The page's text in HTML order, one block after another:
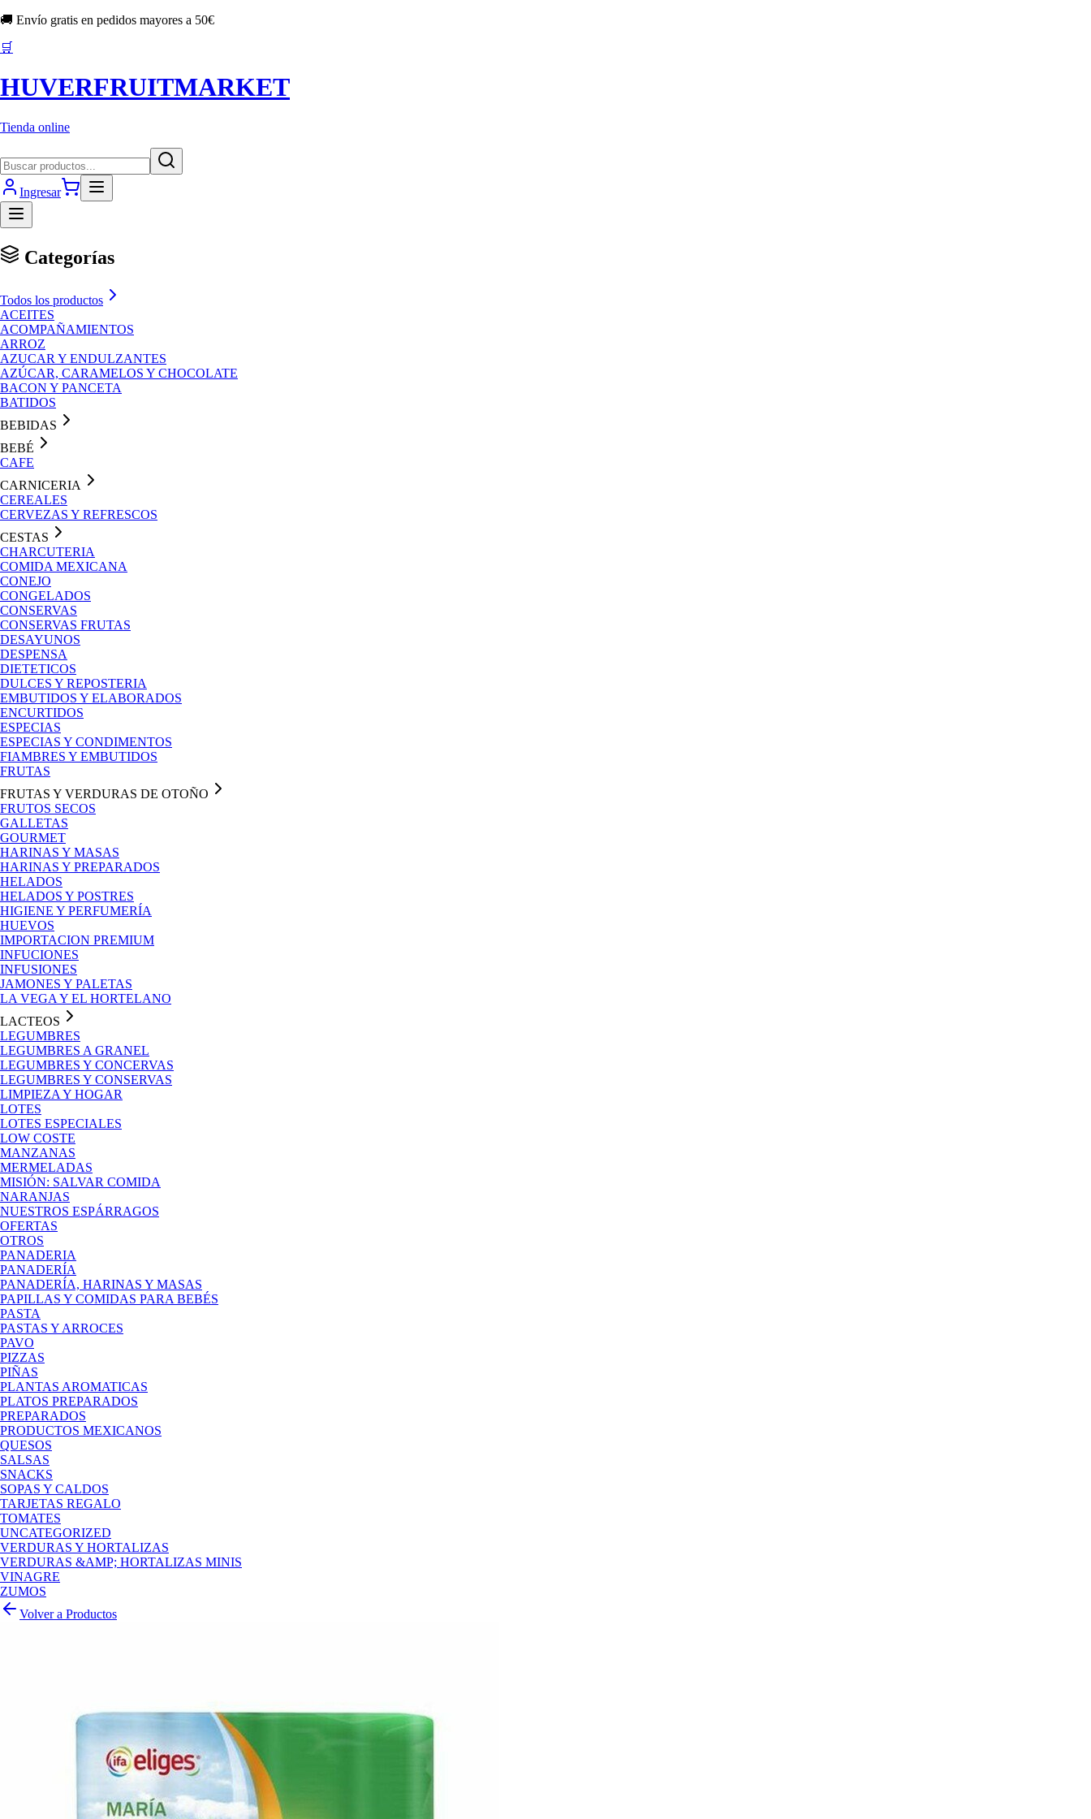
🚚 Envío gratis en pedidos mayores a 50€
🛒
HUVERFRUITMARKET
Tienda online
Ingresar
Categorías
Todos los productos
ACEITES
ACOMPAÑAMIENTOS
ARROZ
AZUCAR Y ENDULZANTES
AZÚCAR, CARAMELOS Y CHOCOLATE
BACON Y PANCETA
BATIDOS
BEBIDAS
BEBÉ
CAFE
CARNICERIA
CEREALES
CERVEZAS Y REFRESCOS
CESTAS
CHARCUTERIA
COMIDA MEXICANA
CONEJO
CONGELADOS
CONSERVAS
CONSERVAS FRUTAS
DESAYUNOS
DESPENSA
DIETETICOS
DULCES Y REPOSTERIA
EMBUTIDOS Y ELABORADOS
ENCURTIDOS
ESPECIAS
ESPECIAS Y CONDIMENTOS
FIAMBRES Y EMBUTIDOS
FRUTAS
FRUTAS Y VERDURAS DE OTOÑO
FRUTOS SECOS
GALLETAS
GOURMET
HARINAS Y MASAS
HARINAS Y PREPARADOS
HELADOS
HELADOS Y POSTRES
HIGIENE Y PERFUMERÍA
HUEVOS
IMPORTACION PREMIUM
INFUCIONES
INFUSIONES
JAMONES Y PALETAS
LA VEGA Y EL HORTELANO
LACTEOS
LEGUMBRES
LEGUMBRES A GRANEL
LEGUMBRES Y CONCERVAS
LEGUMBRES Y CONSERVAS
LIMPIEZA Y HOGAR
LOTES
LOTES ESPECIALES
LOW COSTE
MANZANAS
MERMELADAS
MISIÓN: SALVAR COMIDA
NARANJAS
NUESTROS ESPÁRRAGOS
OFERTAS
OTROS
PANADERIA
PANADERÍA
PANADERÍA, HARINAS Y MASAS
PAPILLAS Y COMIDAS PARA BEBÉS
PASTA
PASTAS Y ARROCES
PAVO
PIZZAS
PIÑAS
PLANTAS AROMATICAS
PLATOS PREPARADOS
PREPARADOS
PRODUCTOS MEXICANOS
QUESOS
SALSAS
SNACKS
SOPAS Y CALDOS
TARJETAS REGALO
TOMATES
UNCATEGORIZED
VERDURAS Y HORTALIZAS
VERDURAS &AMP; HORTALIZAS MINIS
VINAGRE
ZUMOS
Volver a Productos